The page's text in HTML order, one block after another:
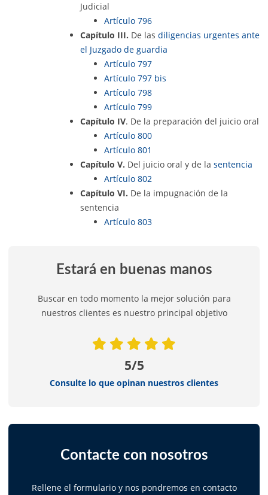
Judicial
Artículo 796
Capítulo III. De las diligencias urgentes ante
el Juzgado de guardia
Artículo 797
Artículo 797 bis
Artículo 798
Artículo 799
Capítulo IV. De la preparación del juicio oral
Artículo 800
Artículo 801
Capítulo V. Del juicio oral y de la sentencia
Artículo 802
Capítulo VI. De la impugnación de la
sentencia
Artículo 803
Estará en buenas manos
Buscar en todo momento la mejor solución para
nuestros clientes es nuestro principal objetivo
5/5
Consulte lo que opinan nuestros clientes
Contacte con nosotros
Rellene el formulario y nos pondremos en contacto